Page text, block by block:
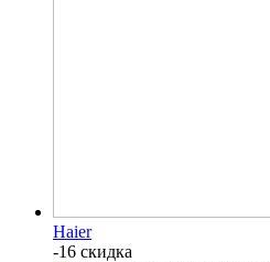
Haier
-16 скидка